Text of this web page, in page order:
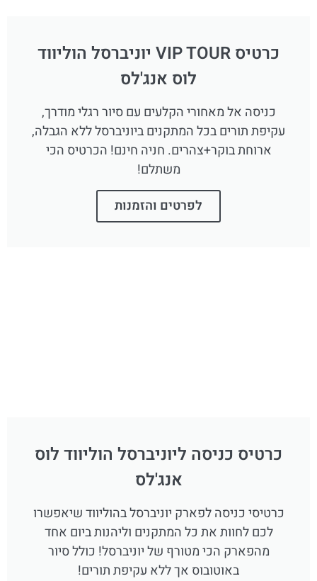
כרטיס VIP TOUR יוניברסל הוליווד
לוס אנג'לס
כניסה אל מאחורי הקלעים עם סיור רגלי מודרך,
עקיפת תורים בכל המתקנים ביוניברסל ללא הגבלה,
ארוחת בוקר+צהרים. חניה חינם! הכרטיס הכי
משתלם!
לפרטים והזמנות
כרטיס כניסה ליוניברסל הוליווד לוס
אנג'לס
כרטיסי כניסה לפארק יוניברסל בהוליווד שיאפשרו
לכם לחוות את כל המתקנים וליהנות ביום אחד
מהפארק הכי מטורף של יוניברסל! כולל סיור
באוטובוס אך ללא עקיפת תורים!